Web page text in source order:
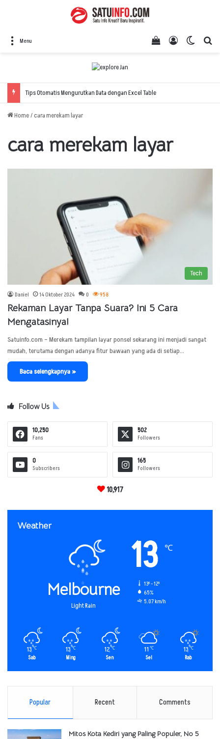
Menu Switch
Log In
View your
Tips Otomatis Mengurutkan Data dengan Excel Table
Home/cara merekam layar
cara merekam layar
Tech
Daniel 14 Oktober 2024 0 958
Rekaman Layar Tanpa Suara? Ini 5 Cara
Mengatasinya!
Satuinfo.com – Merekam tampilan layar ponsel sekarang ini menjadi sangat
mudah, terutama dengan adanya fitur bawaan yang ada di setiap…
Baca selengkapnya »
Follow Us
10,250
Fans
502
Followers
0
Subscribers
165
Followers
10,917
Weather
Melbourne
Light Rain
13 ℃
13º - 12º
65%
5.07 km/h
13℃
Sab
13℃
Ming
12℃
Sen
11 ℃
Sel
13℃
Rab
Popular Recent Comments
Mitos Kota Kediri yang Paling Populer, No 5